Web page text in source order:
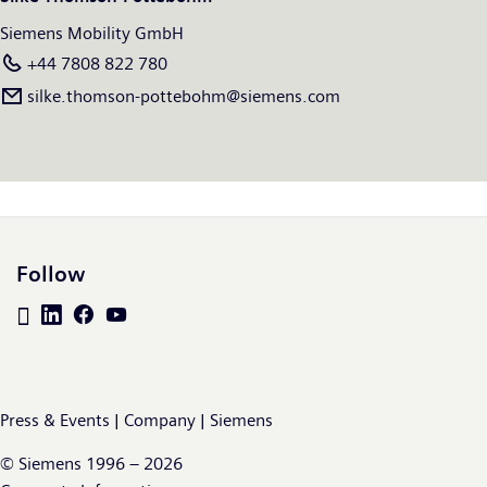
Siemens Mobility GmbH
+44 7808 822 780
silke.thomson-pottebohm@siemens.com
Follow
Press & Events | Company | Siemens
© Siemens 1996 – 2026